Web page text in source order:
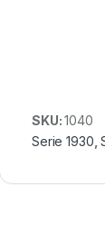
SKU:1040
Serie 1930,